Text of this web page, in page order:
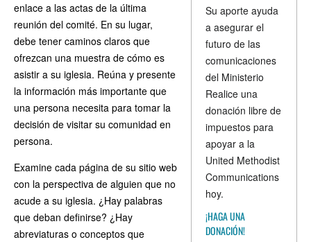
Su aporte ayuda
a asegurar el
futuro de las
comunicaciones
del Ministerio
Realice una
donación libre de
impuestos para
apoyar a la
United Methodist
Communications
hoy.
¡HAGA UNA
DONACIÓN!
enlace a las actas de la última
reunión del comité. En su lugar,
debe tener caminos claros que
ofrezcan una muestra de cómo es
asistir a su iglesia. Reúna y presente
la información más importante que
una persona necesita para tomar la
decisión de visitar su comunidad en
persona.
Examine cada página de su sitio web
con la perspectiva de alguien que no
acude a su iglesia. ¿Hay palabras
que deban definirse? ¿Hay
abreviaturas o conceptos que